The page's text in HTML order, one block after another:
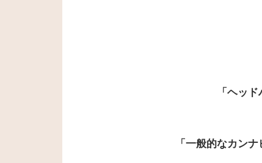
「ヘッ
「一般的なカン